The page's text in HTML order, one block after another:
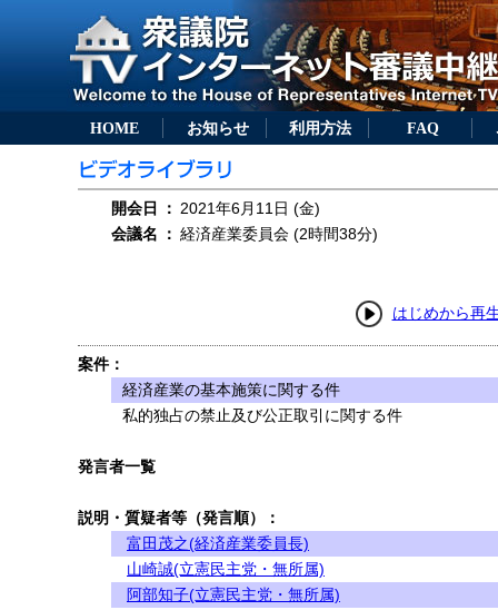
HOME お知らせ 利用方法 FAQ
開会日 ： 2021年6月11日 (金)
会議名
： 経済産業委員会 (2時間38分)
はじめから再
案件：
経済産業の基本施策に関する件
私的独占の禁止及び公正取引に関する件
発言者一覧
説明・質疑者等（発言順）：
富田茂之(経済産業委員長)
山崎誠(立憲民主党・無所属)
阿部知子(立憲民主党・無所属)